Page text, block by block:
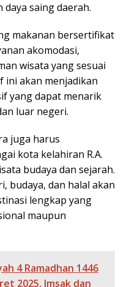
saing daerah.
makanan bersertifikat
akomodasi,
wisata yang sesuai
ini akan menjadikan
yang dapat menarik
luar negeri.
juga harus
kota kelahiran R.A.
budaya dan sejarah.
budaya, dan halal akan
lengkap yang
maupun
4 Ramadhan 1446
2025, Imsak dan